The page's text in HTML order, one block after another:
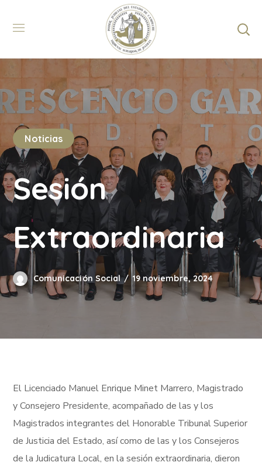
Noticias
Sesión
Extraordinaria
Comunicación Social 19 noviembre, 2024
El Licenciado Manuel Enrique Minet Marrero, Magistrado
y Consejero Presidente, acompañado de las y los
Magistrados integrantes del Honorable Tribunal Superior
de Justicia del Estado, así como de las y los Consejeros
de la Judicatura Local, en la sesión extraordinaria, dieron